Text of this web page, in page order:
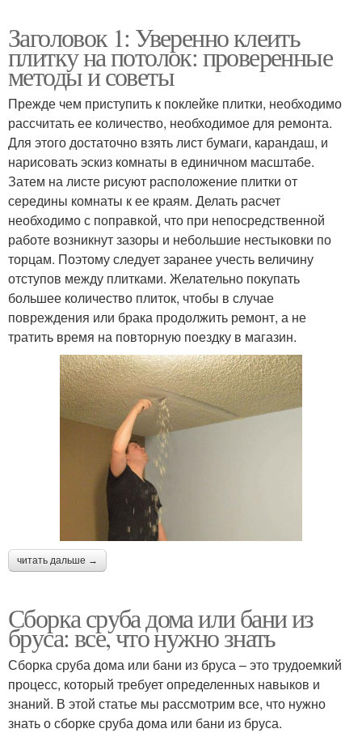
Заголовок 1: Уверенно клеить
плитку на потолок: проверенные
методы и советы
Прежде чем приступить к поклейке плитки, необходимо
рассчитать ее количество, необходимое для ремонта.
Для этого достаточно взять лист бумаги, карандаш, и
нарисовать эскиз комнаты в единичном масштабе.
Затем на листе рисуют расположение плитки от
середины комнаты к ее краям. Делать расчет
необходимо с поправкой, что при непосредственной
работе возникнут зазоры и небольшие нестыковки по
торцам. Поэтому следует заранее учесть величину
отступов между плитками. Желательно покупать
большее количество плиток, чтобы в случае
повреждения или брака продолжить ремонт, а не
тратить время на повторную поездку в магазин.
читать дальше →
Сборка сруба дома или бани из
бруса: все, что нужно знать
Сборка сруба дома или бани из бруса – это трудоемкий
процесс, который требует определенных навыков и
знаний. В этой статье мы рассмотрим все, что нужно
знать о сборке сруба дома или бани из бруса.